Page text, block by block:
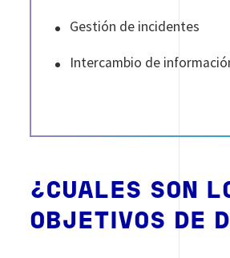
Gestión de incidentes
Intercambio de
¿CUALES SON
OBJETIVOS DE